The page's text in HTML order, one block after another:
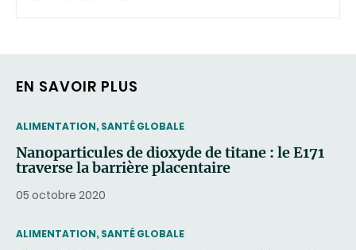
EN SAVOIR PLUS
THEMATIC
ALIMENTATION, SANTÉ GLOBALE
Nanoparticules de dioxyde de titane : le E171
traverse la barrière placentaire
05 octobre 2020
THEMATIC
ALIMENTATION, SANTÉ GLOBALE